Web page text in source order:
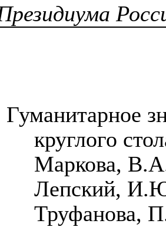
Гуманитарное
круглого
Маркова,
Лепский,